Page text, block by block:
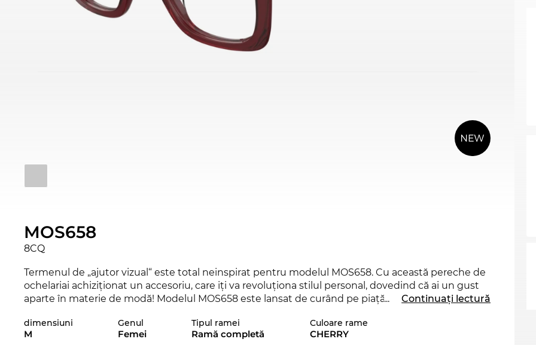
MOS658
8CQ
Termenul de „ajutor vizual“ este total neinspirat pentru modelul MOS658. Cu această pereche de
ochelariai achiziţionat un accesoriu, care iţi va revoluţiona stilul personal, dovedind că ai un gust
aparte în materie de modă! Modelul MOS658 este lansat de curând pe piaţă în 2025, aşa încât cu
potrivită pentru hainele tale preferate? Atunci verifică şi celelalte variante ale modelului MOS658
din sortimentul nostru de la
Moschino, din 2024 şi 2025.
... Continuați lectură
dimensiuni
M
Genul
Femei
Tipul ramei
Ramă completă
Culoare rame
CHERRY